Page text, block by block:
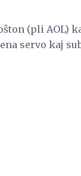
(pli AOL)
servo kaj